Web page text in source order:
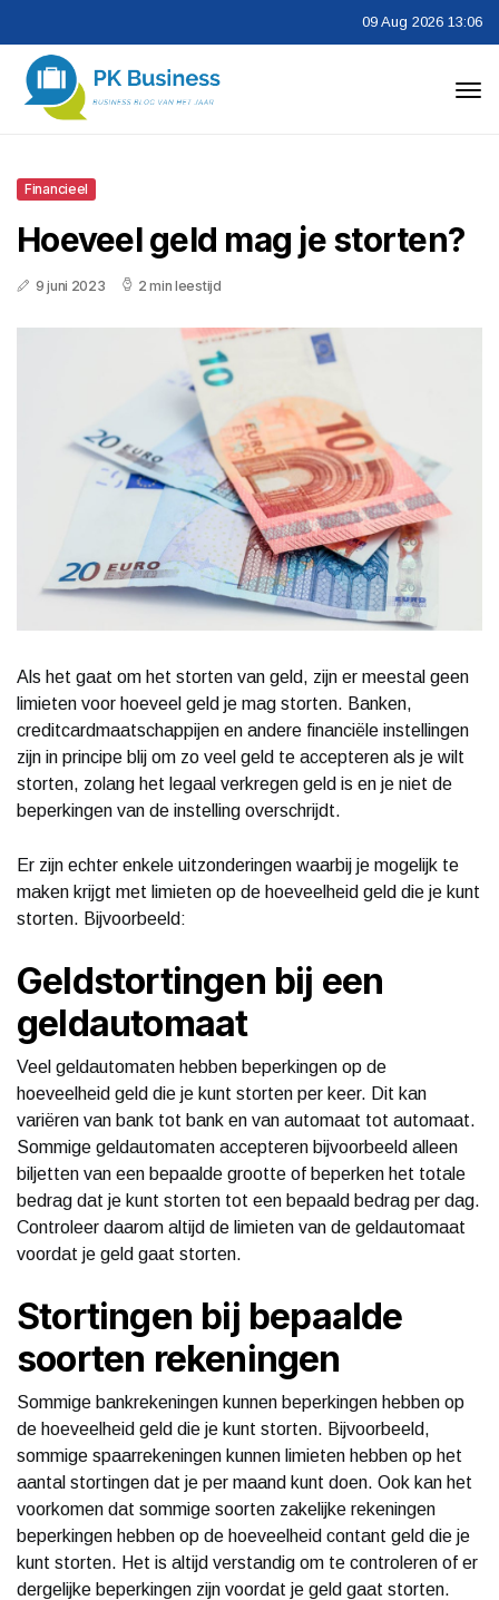
09 Aug 2026 13:06
Financieel
Hoeveel geld mag je storten?
9 juni 2023 2 min leestijd
Als het gaat om het storten van geld, zijn er meestal geen
limieten voor hoeveel geld je mag storten. Banken,
creditcardmaatschappijen en andere financiële instellingen
zijn in principe blij om zo veel geld te accepteren als je wilt
storten, zolang het legaal verkregen geld is en je niet de
beperkingen van de instelling overschrijdt.
Er zijn echter enkele uitzonderingen waarbij je mogelijk te
maken krijgt met limieten op de hoeveelheid geld die je kunt
storten. Bijvoorbeeld:
Geldstortingen bij een
geldautomaat
Veel geldautomaten hebben beperkingen op de
hoeveelheid geld die je kunt storten per keer. Dit kan
variëren van bank tot bank en van automaat tot automaat.
Sommige geldautomaten accepteren bijvoorbeeld alleen
biljetten van een bepaalde grootte of beperken het totale
bedrag dat je kunt storten tot een bepaald bedrag per dag.
Controleer daarom altijd de limieten van de geldautomaat
voordat je geld gaat storten.
Stortingen bij bepaalde
soorten rekeningen
Sommige bankrekeningen kunnen beperkingen hebben op
de hoeveelheid geld die je kunt storten. Bijvoorbeeld,
sommige spaarrekeningen kunnen limieten hebben op het
aantal stortingen dat je per maand kunt doen. Ook kan het
voorkomen dat sommige soorten zakelijke rekeningen
beperkingen hebben op de hoeveelheid contant geld die je
kunt storten. Het is altijd verstandig om te controleren of er
dergelijke beperkingen zijn voordat je geld gaat storten.